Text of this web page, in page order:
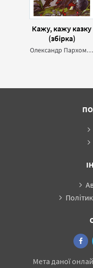
Кажу, кажу казку
(збірка)
Олександр Пархоменко
Мета даної